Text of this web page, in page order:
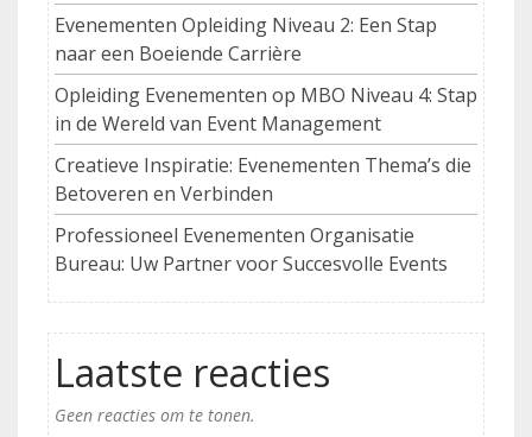
Evenementen Opleiding Niveau 2: Een Stap
naar een Boeiende Carrière
Opleiding Evenementen op MBO Niveau 4: Stap
in de Wereld van Event Management
Creatieve Inspiratie: Evenementen Thema’s die
Betoveren en Verbinden
Professioneel Evenementen Organisatie
Bureau: Uw Partner voor Succesvolle Events
Laatste reacties
Geen reacties om te tonen.